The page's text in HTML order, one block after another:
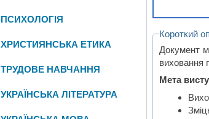
Короткий
Документ
виховання
Мета
ПСИХОЛОГІЯ
ХРИСТИЯНСЬКА ЕТИКА
ТРУДОВЕ НАВЧАННЯ
УКРАЇНСЬКА ЛІТЕРАТУРА